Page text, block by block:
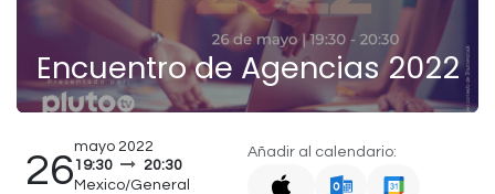
Encuentro de Agencias 2022
26
mayo 2022
19:30
20:30
Mexico/General
Añadir al calendario: